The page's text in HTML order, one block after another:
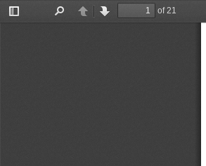
Toggle
PreviousNext
of 21